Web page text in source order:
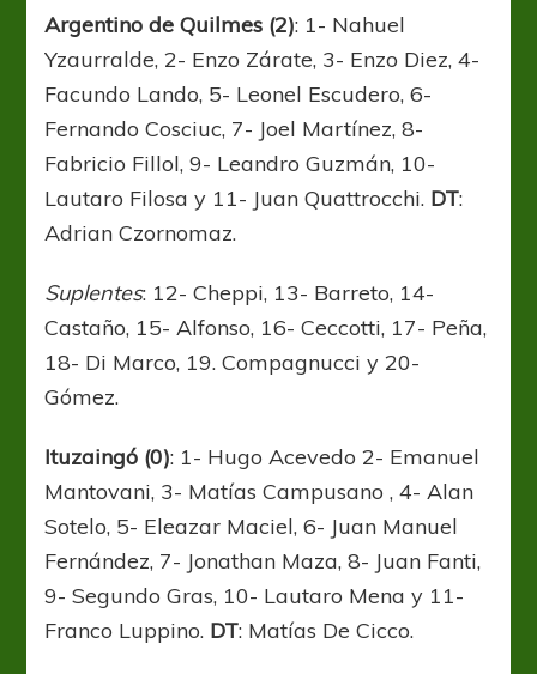
Argentino de Quilmes (2): 1- Nahuel
Yzaurralde, 2- Enzo Zárate, 3- Enzo Diez, 4-
Facundo Lando, 5- Leonel Escudero, 6-
Fernando Cosciuc, 7- Joel Martínez, 8-
Fabricio Fillol, 9- Leandro Guzmán, 10-
Lautaro Filosa y 11- Juan Quattrocchi. DT:
Adrian Czornomaz.
Suplentes: 12- Cheppi, 13- Barreto, 14-
Castaño, 15- Alfonso, 16- Ceccotti, 17- Peña,
18- Di Marco, 19. Compagnucci y 20-
Gómez.
Ituzaingó (0): 1- Hugo Acevedo 2- Emanuel
Mantovani, 3- Matías Campusano , 4- Alan
Sotelo, 5- Eleazar Maciel, 6- Juan Manuel
Fernández, 7- Jonathan Maza, 8- Juan Fanti,
9- Segundo Gras, 10- Lautaro Mena y 11-
Franco Luppino. DT: Matías De Cicco.